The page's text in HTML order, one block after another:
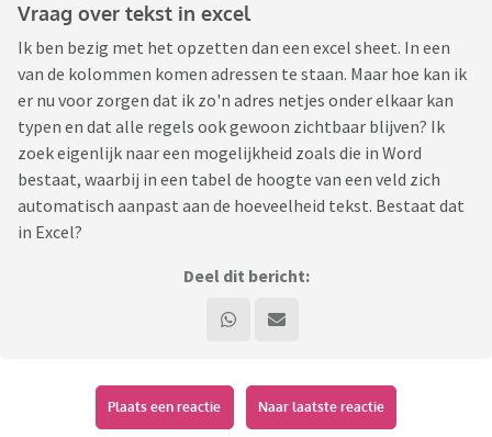
Vraag over tekst in excel
Ik ben bezig met het opzetten dan een excel sheet. In een
van de kolommen komen adressen te staan. Maar hoe kan ik
er nu voor zorgen dat ik zo'n adres netjes onder elkaar kan
typen en dat alle regels ook gewoon zichtbaar blijven? Ik
zoek eigenlijk naar een mogelijkheid zoals die in Word
bestaat, waarbij in een tabel de hoogte van een veld zich
automatisch aanpast aan de hoeveelheid tekst. Bestaat dat
in Excel?
Deel dit bericht:
Plaats een reactie Naar laatste reactie